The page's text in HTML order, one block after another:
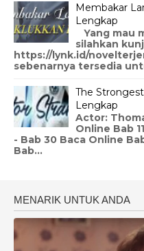
Membakar
Lengkap
Yang mau
silahkan
https://lynk.id/
sebenarnya tersedia
The
Lengkap
Actor:
Online Bab
- Bab 30 Baca Online
Bab...